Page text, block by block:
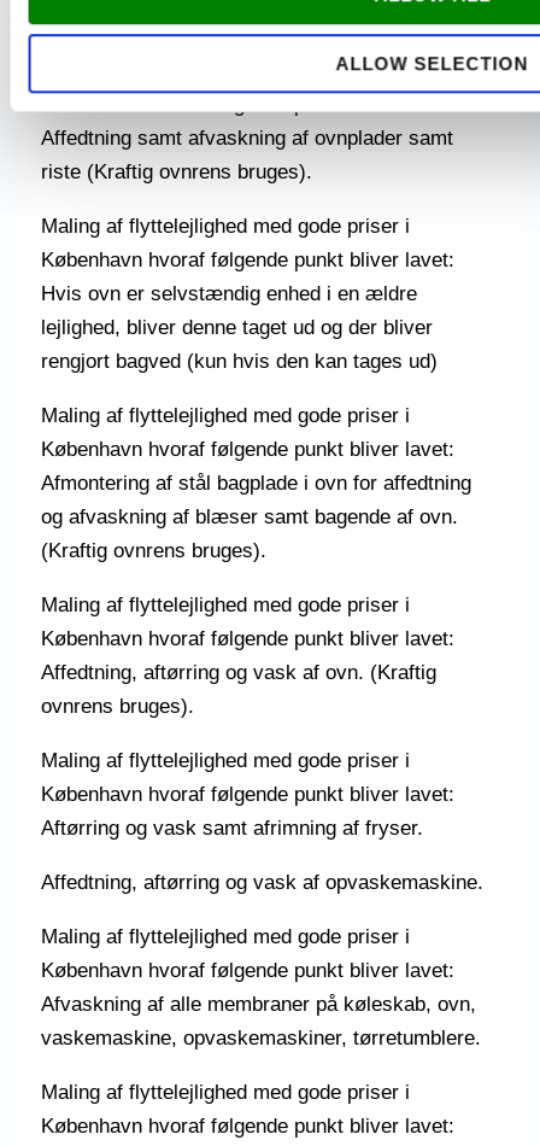
ALLOW SELECTION
Maling af flyttelejlighed med gode priser i
Affedtning samt afvaskning af ovnplader samt
riste (Kraftig ovnrens bruges).
Maling af flyttelejlighed med gode priser i
København hvoraf følgende punkt bliver lavet:
Hvis ovn er selvstændig enhed i en ældre
lejlighed, bliver denne taget ud og der bliver
rengjort bagved (kun hvis den kan tages ud)
Maling af flyttelejlighed med gode priser i
København hvoraf følgende punkt bliver lavet:
Afmontering af stål bagplade i ovn for affedtning
og afvaskning af blæser samt bagende af ovn.
(Kraftig ovnrens bruges).
Maling af flyttelejlighed med gode priser i
København hvoraf følgende punkt bliver lavet:
Affedtning, aftørring og vask af ovn. (Kraftig
ovnrens bruges).
Maling af flyttelejlighed med gode priser i
København hvoraf følgende punkt bliver lavet:
Aftørring og vask samt afrimning af fryser.
Affedtning, aftørring og vask af opvaskemaskine.
Maling af flyttelejlighed med gode priser i
København hvoraf følgende punkt bliver lavet:
Afvaskning af alle membraner på køleskab, ovn,
vaskemaskine, opvaskemaskiner, tørretumblere.
Maling af flyttelejlighed med gode priser i
København hvoraf følgende punkt bliver lavet: